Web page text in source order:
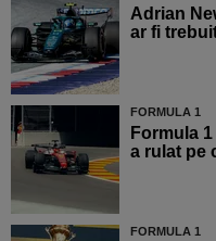
Adrian
ar fi
FORMULA 1
Formula
a rulat pe
FORMULA 1